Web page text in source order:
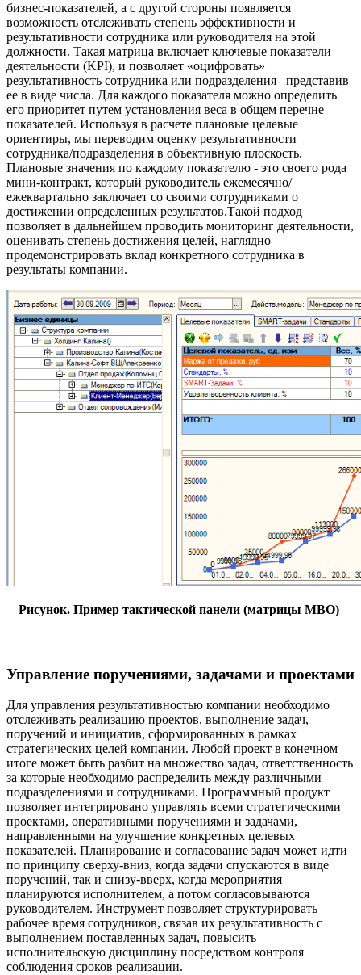
бизнес-показателей, а с другой стороны появляется
возможность отслеживать степень эффективности и
результативности сотрудника или руководителя на этой
должности. Такая матрица включает ключевые показатели
деятельности (KPI), и позволяет «оцифровать»
результативность сотрудника или подразделения– представив
ее в виде числа. Для каждого показателя можно определить
его приоритет путем установления веса в общем перечне
показателей. Используя в расчете плановые целевые
ориентиры, мы переводим оценку результативности
сотрудника/подразделения в объективную плоскость.
Плановые значения по каждому показателю - это своего рода
мини-контракт, который руководитель ежемесячно/
ежеквартально заключает со своими сотрудниками о
достижении определенных результатов.Такой подход
позволяет в дальнейшем проводить мониторинг деятельности,
оценивать степень достижения целей, наглядно
продемонстрировать вклад конкретного сотрудника в
результаты компании.
Рисунок. Пример тактической панели (матрицы MBO)
Управление поручениями, задачами и проектами
Для управления результативностью компании необходимо
отслеживать реализацию проектов, выполнение задач,
поручений и инициатив, сформированных в рамках
стратегических целей компании. Любой проект в конечном
итоге может быть разбит на множество задач, ответственность
за которые необходимо распределить между различными
подразделениями и сотрудниками. Программный продукт
позволяет интегрировано управлять всеми стратегическими
проектами, оперативными поручениями и задачами,
направленными на улучшение конкретных целевых
показателей. Планирование и согласование задач может идти
по принципу сверху-вниз, когда задачи спускаются в виде
поручений, так и снизу-вверх, когда мероприятия
планируются исполнителем, а потом согласовываются
руководителем. Инструмент позволяет структурировать
рабочее время сотрудников, связав их результативность с
выполнением поставленных задач, повысить
исполнительскую дисциплину посредством контроля
соблюдения сроков реализации.